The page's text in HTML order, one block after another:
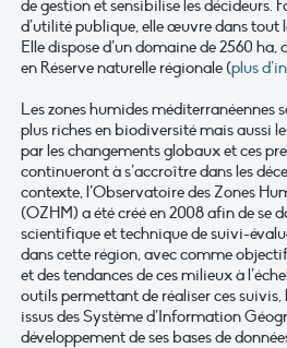
de gestion et sensibilise les décideurs.
d’utilité publique, elle œuvre dans tout
Elle dispose d’un domaine de 2560 ha,
en Réserve naturelle régionale (plus
Les zones humides méditerranéennes
plus riches en biodiversité mais aussi
par les changements globaux et ces
continueront à s’accroître dans les
contexte, l’Observatoire des Zones
(OZHM) a été créé en 2008 afin de se
scientifique et technique de suivi-
dans cette région, avec comme
et des tendances de ces milieux à
outils permettant de réaliser ces suivis,
issus des Système d’Information
développement de ses bases de